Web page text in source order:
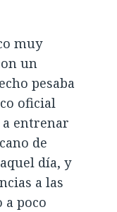
muy
un
pesaba
oficial
a entrenar
de
día, y
a las
a poco